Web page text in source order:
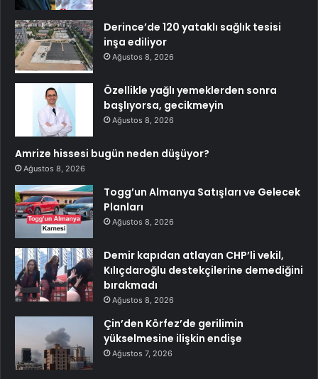
Derince’de 120 yataklı sağlık tesisi
inşa ediliyor
Ağustos 8, 2026
Özellikle yağlı yemeklerden sonra
başlıyorsa, gecikmeyin
Ağustos 8, 2026
Amrize hissesi bugün neden düşüyor?
Ağustos 8, 2026
Togg’un Almanya Satışları ve Gelecek
Planları
Ağustos 8, 2026
Demir kapıdan atlayan CHP’li vekil,
Kılıçdaroğlu destekçilerine demediğini
bırakmadı
Ağustos 8, 2026
Çin’den Körfez’de gerilimin
yükselmesine ilişkin endişe
Ağustos 7, 2026